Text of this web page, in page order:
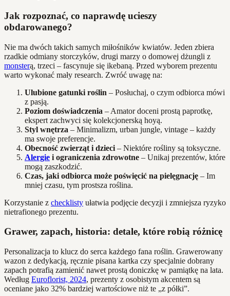
Jak rozpoznać, co naprawdę ucieszy
obdarowanego?
Nie ma dwóch takich samych miłośników kwiatów. Jeden zbiera
rzadkie odmiany storczyków, drugi marzy o domowej dżungli z
monsterą, trzeci – fascynuje się ikebaną. Przed wyborem prezentu
warto wykonać mały research. Zwróć uwagę na:
Ulubione gatunki roślin – Posłuchaj, o czym odbiorca mówi
z pasją.
Poziom doświadczenia – Amator doceni prostą paprotkę,
ekspert zachwyci się kolekcjonerską hoyą.
Styl wnętrza – Minimalizm, urban jungle, vintage – każdy
ma swoje preferencje.
Obecność zwierząt i dzieci – Niektóre rośliny są toksyczne.
Alergie i ograniczenia zdrowotne – Unikaj prezentów, które
mogą zaszkodzić.
Czas, jaki odbiorca może poświęcić na pielęgnację – Im
mniej czasu, tym prostsza roślina.
Korzystanie z checklisty ułatwia podjęcie decyzji i zmniejsza ryzyko
nietrafionego prezentu.
Grawer, zapach, historia: detale, które robią różnicę
Personalizacja to klucz do serca każdego fana roślin. Grawerowany
wazon z dedykacją, ręcznie pisana kartka czy specjalnie dobrany
zapach potrafią zamienić nawet prostą doniczkę w pamiątkę na lata.
Według Euroflorist, 2024, prezenty z osobistym akcentem są
oceniane jako 32% bardziej wartościowe niż te „z półki”.